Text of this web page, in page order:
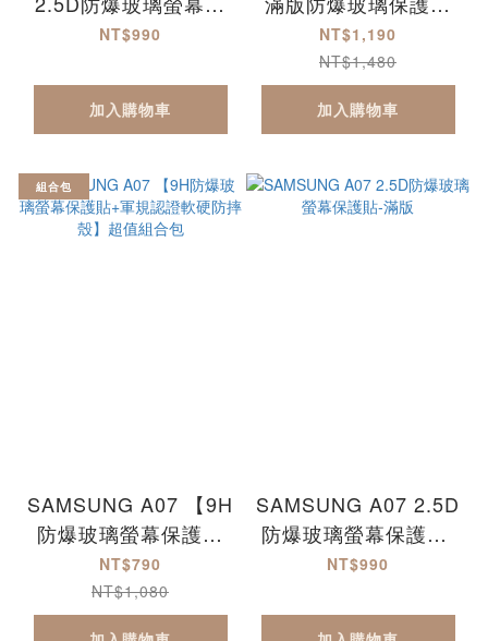
護貼-滿版 Reno15
NT$990
加入購物車
+軍規認證軟硬防摔
殼】超值組合包
NT$1,190
NT$1,480
加入購物車
組合包
SAMSUNG A07 【9H
防爆玻璃螢幕保護貼
+軍規認證軟硬防摔
殼】超值組合包
NT$790
NT$1,080
SAMSUNG A07 2.5D
防爆玻璃螢幕保護貼-
滿版
NT$990